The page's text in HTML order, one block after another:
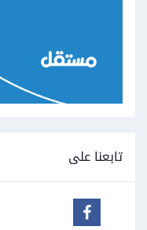
تابعنا على